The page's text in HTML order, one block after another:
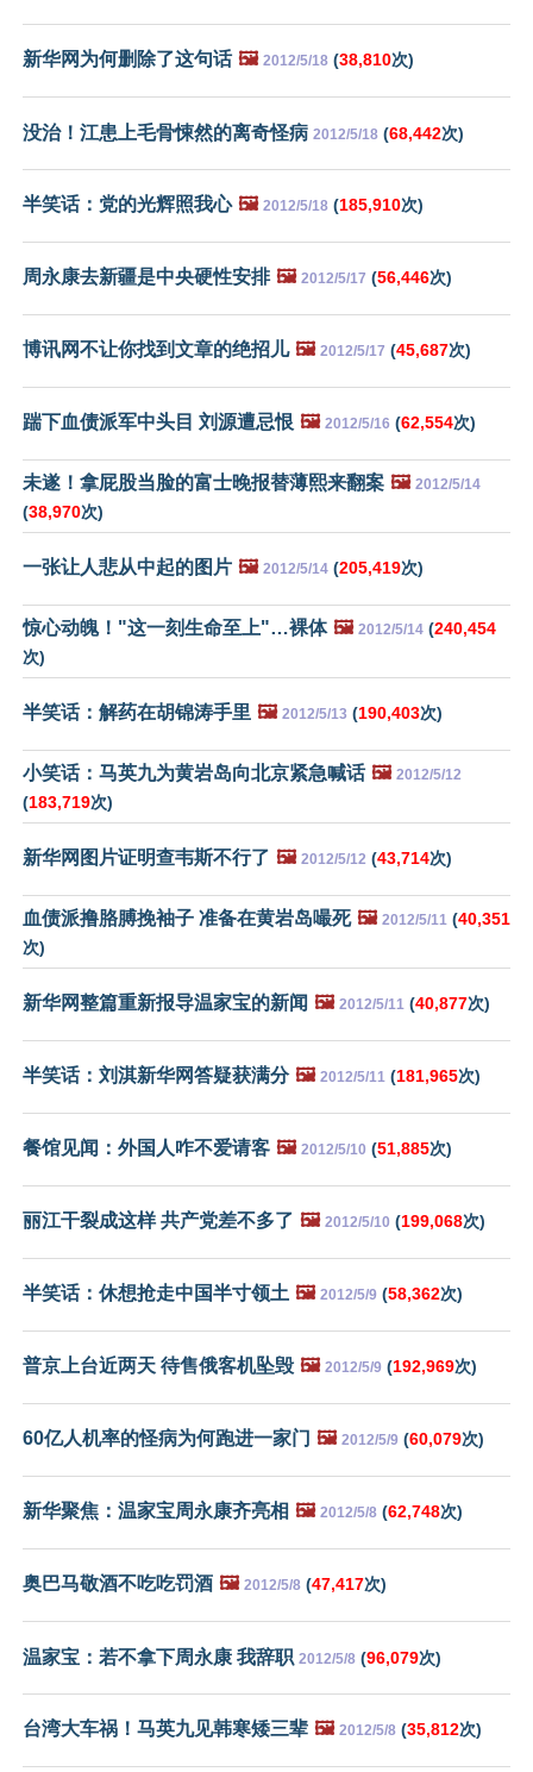
新华网为何删除了这句话 🖼️ 2012/5/18 (38,810次)
没治！江患上毛骨悚然的离奇怪病 2012/5/18 (68,442次)
半笑话：党的光辉照我心 🖼️ 2012/5/18 (185,910次)
周永康去新疆是中央硬性安排 🖼️ 2012/5/17 (56,446次)
博讯网不让你找到文章的绝招儿 🖼️ 2012/5/17 (45,687次)
踹下血债派军中头目 刘源遭忌恨 🖼️ 2012/5/16 (62,554次)
未遂！拿屁股当脸的富士晚报替薄熙来翻案 🖼️ 2012/5/14
(38,970次)
一张让人悲从中起的图片 🖼️ 2012/5/14 (205,419次)
惊心动魄！"这一刻生命至上"…裸体 🖼️ 2012/5/14 (240,454
次)
半笑话：解药在胡锦涛手里 🖼️ 2012/5/13 (190,403次)
小笑话：马英九为黄岩岛向北京紧急喊话 🖼️ 2012/5/12
(183,719次)
新华网图片证明查韦斯不行了 🖼️ 2012/5/12 (43,714次)
血债派撸胳膊挽袖子 准备在黄岩岛嘬死 🖼️ 2012/5/11 (40,351
次)
新华网整篇重新报导温家宝的新闻 🖼️ 2012/5/11 (40,877次)
半笑话：刘淇新华网答疑获满分 🖼️ 2012/5/11 (181,965次)
餐馆见闻：外国人咋不爱请客 🖼️ 2012/5/10 (51,885次)
丽江干裂成这样 共产党差不多了 🖼️ 2012/5/10 (199,068次)
半笑话：休想抢走中国半寸领土 🖼️ 2012/5/9 (58,362次)
普京上台近两天 待售俄客机坠毁 🖼️ 2012/5/9 (192,969次)
60亿人机率的怪病为何跑进一家门 🖼️ 2012/5/9 (60,079次)
新华聚焦：温家宝周永康齐亮相 🖼️ 2012/5/8 (62,748次)
奥巴马敬酒不吃吃罚酒 🖼️ 2012/5/8 (47,417次)
温家宝：若不拿下周永康 我辞职 2012/5/8 (96,079次)
台湾大车祸！马英九见韩寒矮三辈 🖼️ 2012/5/8 (35,812次)